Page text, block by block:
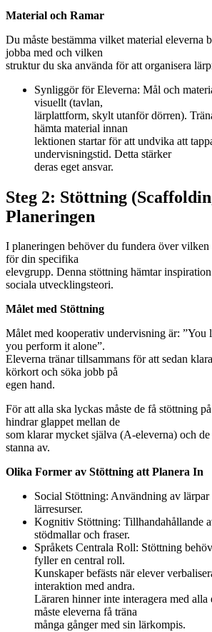
Material och Ramar
Du måste bestämma vilket material eleverna
jobba med och vilken
struktur du ska använda för att organisera
Synliggör för Eleverna: Mål och
visuellt (tavlan,
lärplattform, skylt utanför dörren).
hämta material innan
lektionen startar för att undvika att
undervisningstid. Detta stärker
deras eget ansvar.
Steg 2: Stöttning
Planeringen
I planeringen behöver du fundera över
för din specifika
elevgrupp. Denna stöttning hämtar
sociala utvecklingsteori.
Målet med Stöttning
Målet med kooperativ undervisning är: ”You
you perform it alone”.
Eleverna tränar tillsammans för att sedan
körkort och söka jobb på
egen hand.
För att alla ska lyckas måste de få stöttning
hindrar glappet mellan de
som klarar mycket själva (A-eleverna) och de
stanna av.
Olika Former av Stöttning att Planera In
Social Stöttning: Användning av lärpar
lärresurser.
Kognitiv Stöttning: Tillhandahållande
stödmallar och fraser.
Språkets Centrala Roll: Stöttning
fyller en central roll.
Kunskaper befästs när elever
interaktion med andra.
Läraren hinner inte interagera med
måste eleverna få träna
många gånger med sin lärkompis.